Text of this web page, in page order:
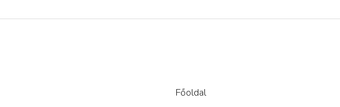
Főoldal